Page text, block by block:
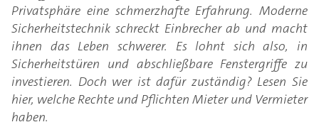
Privatsphäre eine schmerzhafte Erfahrung. Moderne
Sicherheitstechnik schreckt Einbrecher ab und macht
ihnen das Leben schwerer. Es lohnt sich also, in
Sicherheitstüren und abschließbare Fenstergriffe zu
investieren. Doch wer ist dafür zuständig? Lesen Sie
hier, welche Rechte und Pflichten Mieter und Vermieter
haben.